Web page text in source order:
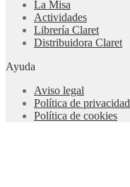
La Misa
Actividades
Librería Claret
Distribuidora Claret
Ayuda
Aviso legal
Política de privacidad
Política de cookies